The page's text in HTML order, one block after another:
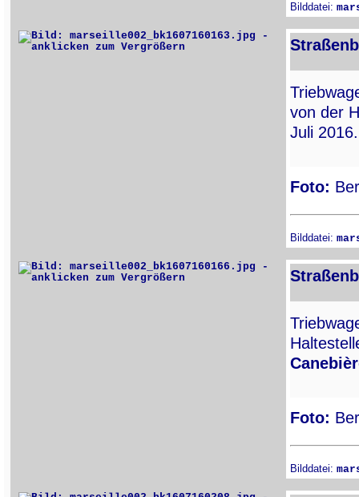
Bilddatei:
von der
Juli 2016.
Foto:
Bilddatei:
Foto:
Bilddatei: